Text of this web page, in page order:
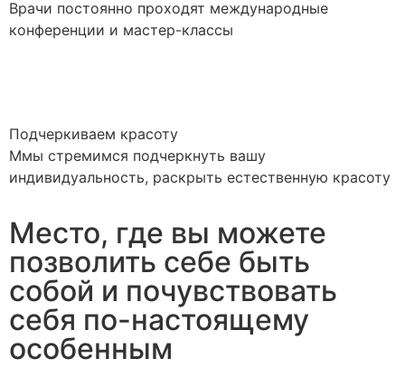
Врачи постоянно проходят международные
конференции и мастер-классы
Подчеркиваем красоту
Ммы стремимся подчеркнуть вашу
индивидуальность, раскрыть естественную красоту
Место, где вы можете
позволить себе быть
собой и почувствовать
себя по-настоящему
особенным